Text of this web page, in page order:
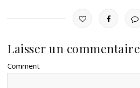
Laisser un commentaire
Comment